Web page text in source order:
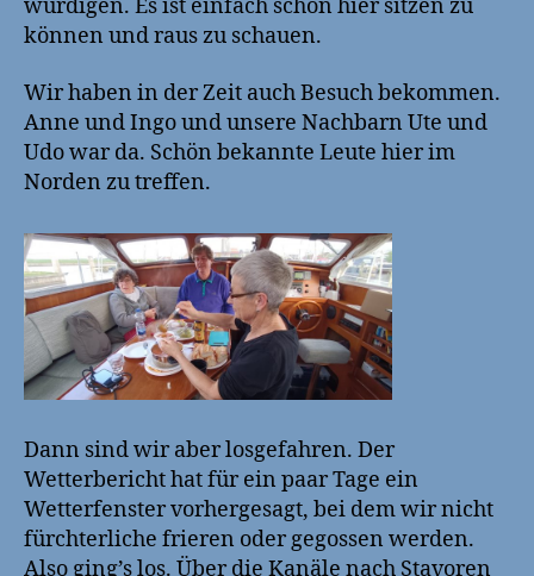
würdigen. Es ist einfach schön hier sitzen zu
können und raus zu schauen.
Wir haben in der Zeit auch Besuch bekommen.
Anne und Ingo und unsere Nachbarn Ute und
Udo war da. Schön bekannte Leute hier im
Norden zu treffen.
Dann sind wir aber losgefahren. Der
Wetterbericht hat für ein paar Tage ein
Wetterfenster vorhergesagt, bei dem wir nicht
fürchterliche frieren oder gegossen werden.
Also ging’s los. Über die Kanäle nach Stavoren